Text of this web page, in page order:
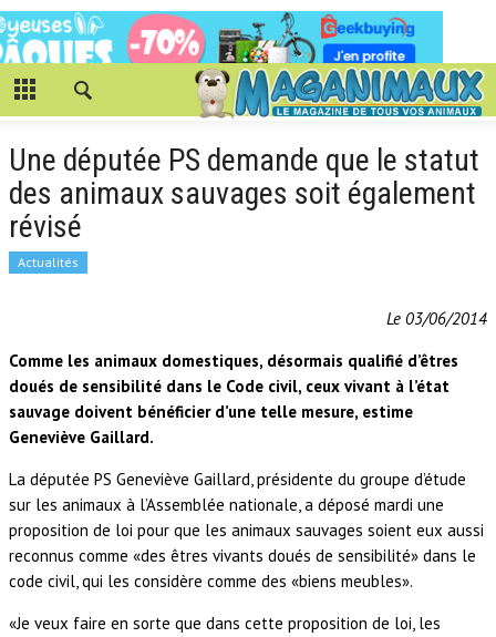
Une députée PS demande que le statut
des animaux sauvages soit également
révisé
Actualités
Le 03/06/2014
Comme les animaux domestiques, désormais qualifié d’êtres
doués de sensibilité dans le Code civil, ceux vivant à l’état
sauvage doivent bénéficier d’une telle mesure, estime
Geneviève Gaillard.
La députée PS Geneviève Gaillard, présidente du groupe d’étude
sur les animaux à l’Assemblée nationale, a déposé mardi une
proposition de loi pour que les animaux sauvages soient eux aussi
reconnus comme «des êtres vivants doués de sensibilité» dans le
code civil, qui les considère comme des «biens meubles».
«Je veux faire en sorte que dans cette proposition de loi, les